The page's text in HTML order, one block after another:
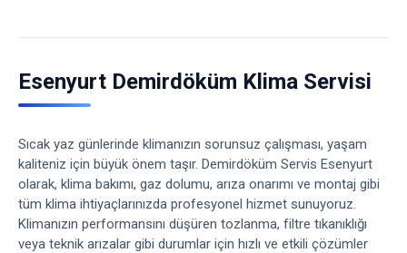
Esenyurt Demirdöküm Klima Servisi
Sıcak yaz günlerinde klimanızın sorunsuz çalışması, yaşam
kaliteniz için büyük önem taşır. Demirdöküm Servis Esenyurt
olarak, klima bakımı, gaz dolumu, arıza onarımı ve montaj gibi
tüm klima ihtiyaçlarınızda profesyonel hizmet sunuyoruz.
Klimanızın performansını düşüren tozlanma, filtre tıkanıklığı
veya teknik arızalar gibi durumlar için hızlı ve etkili çözümler